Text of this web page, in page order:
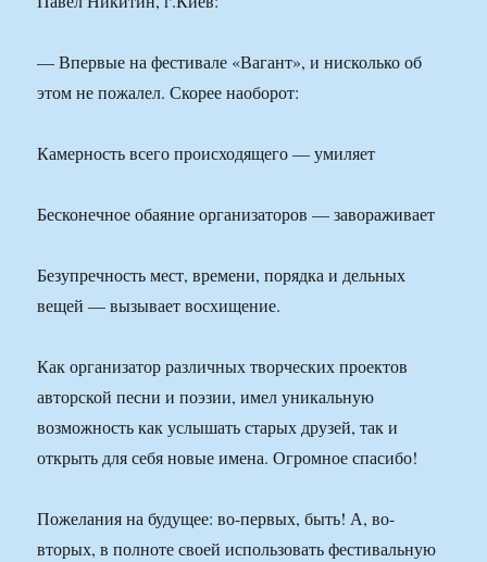
— Впервые на фестивале «Вагант», и нисколько об
этом не пожалел. Скорее наоборот:
Камерность всего происходящего — умиляет
Бесконечное обаяние организаторов — завораживает
Безупречность мест, времени, порядка и дельных
вещей — вызывает восхищение.
Как организатор различных творческих проектов
авторской песни и поэзии, имел уникальную
возможность как услышать старых друзей, так и
открыть для себя новые имена. Огромное спасибо!
Пожелания на будущее: во-первых, быть! А, во-
вторых, в полноте своей использовать фестивальную